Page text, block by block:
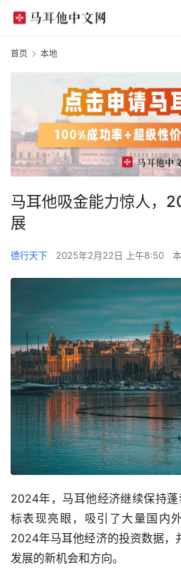
首页 本地
马耳他吸金能力惊人，
展
德行天下 2025年2月22日 上午8:50
2024年，马耳他经济继续保持
标表现亮眼，吸引了大量国内
2024年马耳他经济的投资数据
发展的新机会和方向。